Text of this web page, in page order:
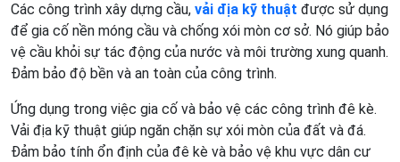
Các công trình xây dựng cầu, vải địa kỹ thuật được sử dụng
để gia cố nền móng cầu và chống xói mòn cơ sở. Nó giúp bảo
vệ cầu khỏi sự tác động của nước và môi trường xung quanh.
Đảm bảo độ bền và an toàn của công trình.
Ứng dụng trong việc gia cố và bảo vệ các công trình đê kè.
Vải địa kỹ thuật giúp ngăn chặn sự xói mòn của đất và đá.
Đảm bảo tính ổn định của đê kè và bảo vệ khu vực dân cư